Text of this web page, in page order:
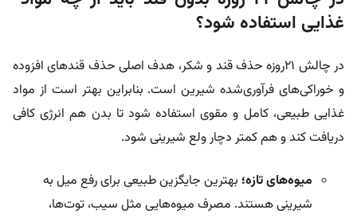
غذایی استفاده شود؟
در چالش ۲۱روزه حذف قند و شکر، هدف اصلی حذف قندهای افزوده
و خوراکی‌های فرآوری‌شده شیرین است. بنابراین بهتر است از مواد
غذایی طبیعی، کامل و مقوی استفاده شود تا بدن هم انرژی کافی
دریافت کند و هم کمتر دچار ولع شیرینی شود.
میوه‌های تازه؛ بهترین جایگزین طبیعی برای رفع میل به
شیرینی هستند. مصرف میوه‌هایی مثل سیب، توت‌ها،